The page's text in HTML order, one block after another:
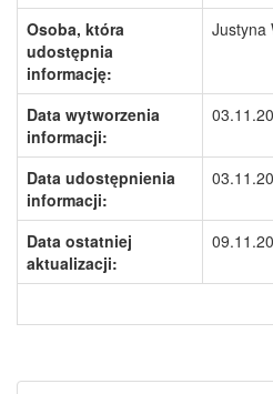
Osoba, która
udostępnia
informację:
Justyna
Data wytworzenia
informacji:
Data udostępnienia
informacji:
Data ostatniej
aktualizacji: